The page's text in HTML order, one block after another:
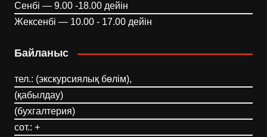
Сенбі — 9.00 -18.00 дейін
Жексенбі — 10.00 - 17.00 дейін
Байланыс
тел.: (экскурсиялық бөлім),
(қабылдау)
(бухгалтерия)
сот.: +